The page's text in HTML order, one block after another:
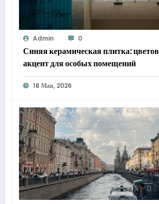
Admin 0
Синяя керамическая плитка:
акцент для особых помещений
18 Мая, 2026